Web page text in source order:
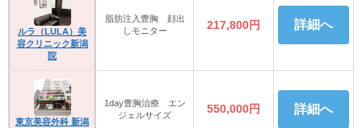
ルラ（LULA）美
容クリニック新潟
院
脂肪注入豊胸 顔出
しモニター
217,800円 詳細へ
東京美容外科 新潟
1day豊胸治療 エン
ジェルサイズ
550,000円 詳細へ